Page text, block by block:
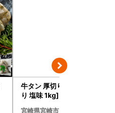
牛タン 厚切り 牛タン[訳あ
り 塩味 1kg]
宮崎県宮崎市